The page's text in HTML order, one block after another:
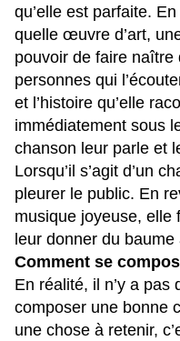
qu’elle est parfaite.
quelle œuvre d’art,
pouvoir de faire
personnes qui
et l’histoire qu’elle
immédiatement sous
chanson leur parle et
Lorsqu’il s’agit d’un
pleurer le public. En
musique joyeuse, elle
leur donner du
Comment se
En réalité, il n’y a
composer une bonne
une chose à retenir,